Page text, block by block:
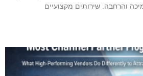
והרחבה. שירותים מקצועיים